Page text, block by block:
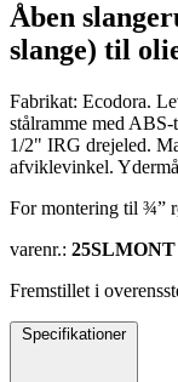
Åben
slange) til
Fabrikat: Ecodora.
stålramme med
1/2" IRG drejeled.
afviklevinkel.
For montering til ¾”
varenr.: 25SLMONT
Fremstillet i
Specifikationer